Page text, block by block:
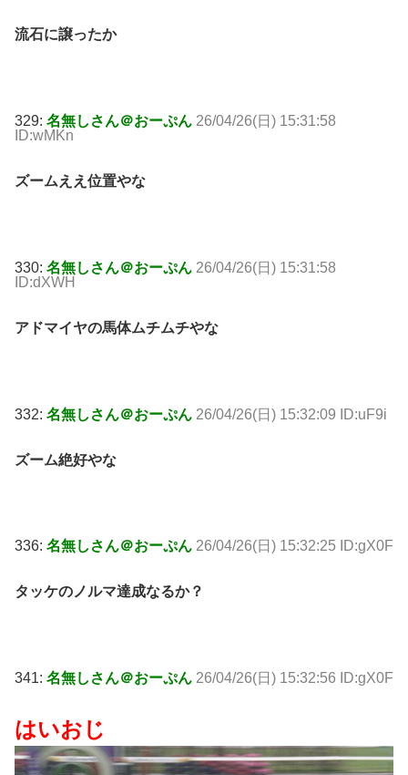
流石に譲ったか
329: 名無しさん＠おーぷん 26/04/26(日) 15:31:58
ID:wMKn
ズームええ位置やな
330: 名無しさん＠おーぷん 26/04/26(日) 15:31:58
ID:dXWH
アドマイヤの馬体ムチムチやな
332: 名無しさん＠おーぷん 26/04/26(日) 15:32:09 ID:uF9i
ズーム絶好やな
336: 名無しさん＠おーぷん 26/04/26(日) 15:32:25 ID:gX0F
タッケのノルマ達成なるか？
341: 名無しさん＠おーぷん 26/04/26(日) 15:32:56 ID:gX0F
はいおじ